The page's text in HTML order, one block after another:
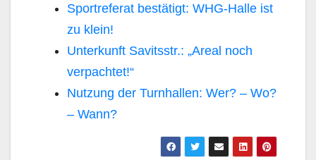
Sportreferat bestätigt: WHG-Halle ist
zu klein!
Unterkunft Savitsstr.: „Areal noch
verpachtet!“
Nutzung der Turnhallen: Wer? – Wo?
– Wann?